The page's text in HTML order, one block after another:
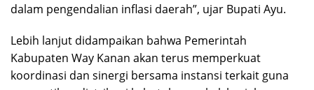
dalam pengendalian inflasi daerah”, ujar Bupati Ayu.
Lebih lanjut didampaikan bahwa Pemerintah
Kabupaten Way Kanan akan terus memperkuat
koordinasi dan sinergi bersama instansi terkait guna